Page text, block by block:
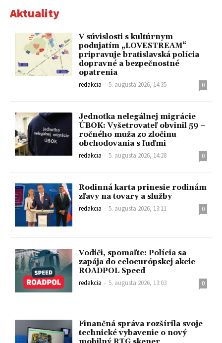
Aktuality
V súvislosti s kultúrnym
podujatím „LOVESTREAM“
pripravuje bratislavská polícia
dopravné a bezpečnostné
opatrenia
redakcia - 5. augusta 2026, 14:35 0
Jednotka nelegálnej migrácie
ÚBOK: Vyšetrovateľ obvinil 59 –
ročného muža zo zločinu
obchodovania s ľuďmi
redakcia - 5. augusta 2026, 14:28 0
Rodinná karta prinesie rodinám
zľavy na tovary a služby
redakcia - 5. augusta 2026, 13:11 0
Vodiči, spomaľte: Polícia sa
zapája do celoeurópskej akcie
ROADPOL Speed
redakcia - 5. augusta 2026, 13:03 0
Finančná správa rozšírila svoje
technické vybavenie o nový